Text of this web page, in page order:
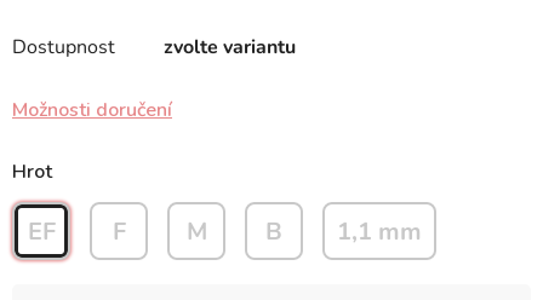
Dostupnost zvolte variantu
Možnosti doručení
Hrot
EF F M B 1,1 mm